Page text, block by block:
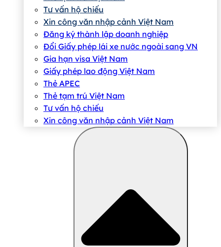
Tư vấn hộ chiếu
Xin công văn nhập cảnh Việt Nam
Đăng ký thành lập doanh nghiệp
Đổi Giấy phép lái xe nước ngoài sang VN
Gia hạn visa Việt Nam
Giấy phép lao động Việt Nam
Thẻ APEC
Thẻ tạm trú Việt Nam
Tư vấn hộ chiếu
Xin công văn nhập cảnh Việt Nam